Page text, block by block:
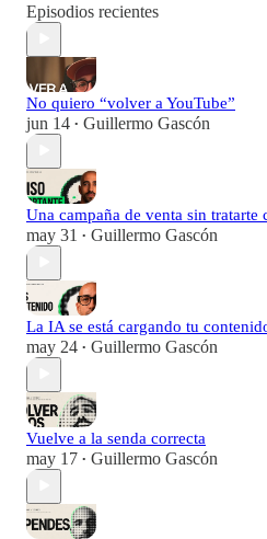
Episodios recientes
No quiero “volver a YouTube”
jun 14 • Guillermo Gascón
Una campaña de venta sin tratarte
may 31 • Guillermo Gascón
La IA se está cargando tu
may 24 • Guillermo Gascón
Vuelve a la senda correcta
may 17 • Guillermo Gascón